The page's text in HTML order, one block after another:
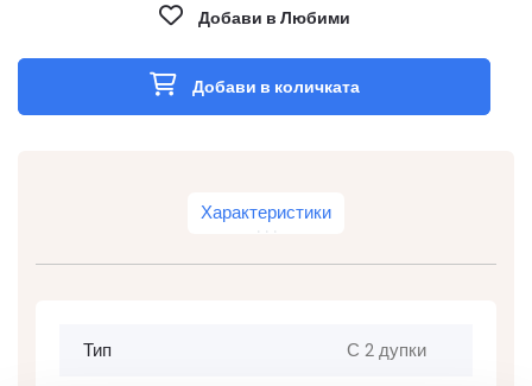
Добави в Любими
Добави в количката
Характеристики
Тип С 2 дупки